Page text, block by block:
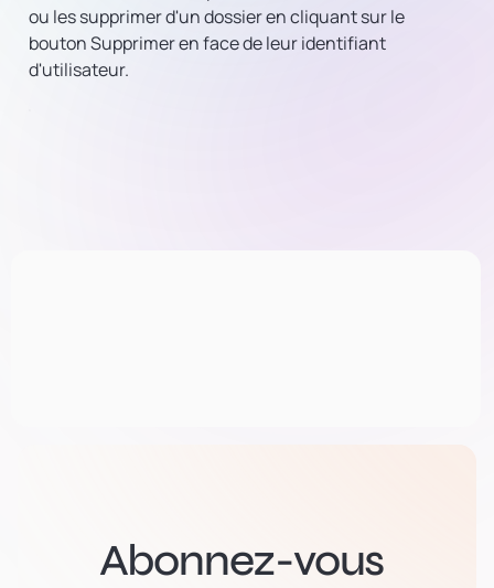
ou les supprimer d'un dossier en cliquant sur le
bouton Supprimer en face de leur identifiant
d'utilisateur.
Abonnez-vous